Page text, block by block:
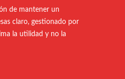
de mantener un
claro, gestionado por
la utilidad y no la